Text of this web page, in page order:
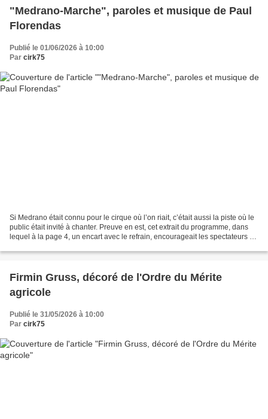
"Medrano-Marche", paroles et musique de Paul
Florendas
Publié le 01/06/2026 à 10:00
Par cirk75
Si Medrano était connu pour le cirque où l’on riait, c’était aussi la piste où le
public était invité à chanter. Preuve en est, cet extrait du programme, dans
lequel à la page 4, un encart avec le refrain, encourageait les spectateurs à
Firmin Gruss, décoré de l'Ordre du Mérite
agricole
Publié le 31/05/2026 à 10:00
Par cirk75